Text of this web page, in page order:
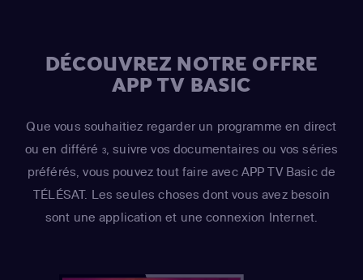
DÉCOUVREZ NOTRE OFFRE
APP TV BASIC
Que vous souhaitiez regarder un programme en direct
ou en différé 3, suivre vos documentaires ou vos séries
préférés, vous pouvez tout faire avec APP TV Basic de
TÉLÉSAT. Les seules choses dont vous avez besoin
sont une application et une connexion Internet.